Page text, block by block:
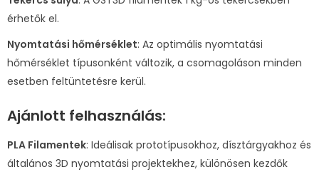
érhetők el.
Nyomtatási hőmérséklet: Az optimális nyomtatási
hőmérséklet típusonként változik, a csomagoláson minden
esetben feltüntetésre kerül.
Ajánlott felhasználás:
PLA Filamentek: Ideálisak prototípusokhoz, dísztárgyakhoz és
általános 3D nyomtatási projektekhez, különösen kezdők